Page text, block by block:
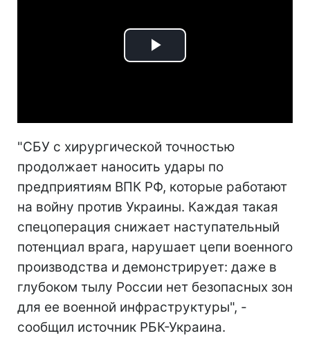
Play
"СБУ с хирургической точностью
продолжает наносить удары по
предприятиям ВПК РФ, которые работают
на войну против Украины. Каждая такая
спецоперация снижает наступательный
потенциал врага, нарушает цепи военного
производства и демонстрирует: даже в
глубоком тылу России нет безопасных зон
для ее военной инфраструктуры", -
сообщил источник РБК-Украина.